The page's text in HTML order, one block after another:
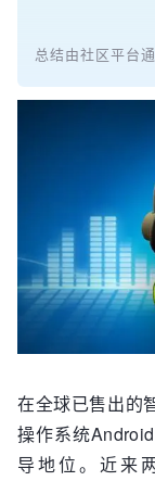
总结由社区平台
在全球已售出的
操作系统
导地位。近来